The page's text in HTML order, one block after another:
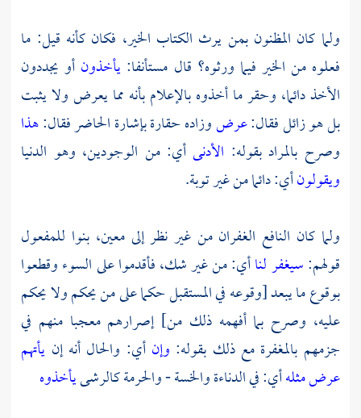
ولما كان المظنون بمن يرث الكتاب الخير، فكان كأنه قيل: ما
فعلوه من الخير فيما ورثوه؟ قال مستأنفا: يأخذون أو يجددون
الأخذ دائما، وحقر ما أخذوه بالإعلام بأنه مما يعرض ولا يثبت
بل هو زائل فقال:عرضوزاده حقارة بإشارة الحاضر فقال:هذا
وصرح بالمراد بقوله: الأدنى أي: من الوجودين، وهو الدنيا
ويقولونأي: دائما من غير توبة.
ولما كان النافع الغفران من غير نظر إلى معين، بنوا للمفعول
قولهم:سيغفر لناأي: من غير شك، فأقدموا على السوء وقطعوا
بوقوع ما يبعد [وقوعه في المستقبل حكما على من يحكم ولا يحكم
عليه، وصرح بما أفهمه ذلك من] إصرارهم معجبا منهم في
جزمهم بالمغفرة مع ذلك بقوله: وإنأي: والحال أنه إن يأتهم
عرض مثلهأي: في الدناءة والخسة - والحرمة كالرشىيأخذوه